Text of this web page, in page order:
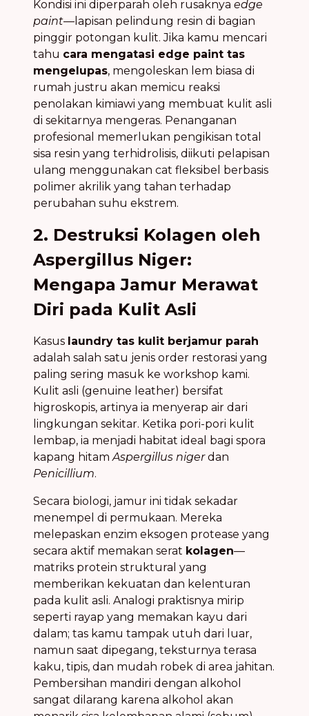
Kondisi ini diperparah oleh rusaknya edge
paint—lapisan pelindung resin di bagian
pinggir potongan kulit. Jika kamu mencari
tahu cara mengatasi edge paint tas
mengelupas, mengoleskan lem biasa di
rumah justru akan memicu reaksi
penolakan kimiawi yang membuat kulit asli
di sekitarnya mengeras. Penanganan
profesional memerlukan pengikisan total
sisa resin yang terhidrolisis, diikuti pelapisan
ulang menggunakan cat fleksibel berbasis
polimer akrilik yang tahan terhadap
perubahan suhu ekstrem.
2. Destruksi Kolagen oleh
Aspergillus Niger:
Mengapa Jamur Merawat
Diri pada Kulit Asli
Kasus laundry tas kulit berjamur parah
adalah salah satu jenis order restorasi yang
paling sering masuk ke workshop kami.
Kulit asli (genuine leather) bersifat
higroskopis, artinya ia menyerap air dari
lingkungan sekitar. Ketika pori-pori kulit
lembap, ia menjadi habitat ideal bagi spora
kapang hitamAspergillus nigerdan
Penicillium.
Secara biologi, jamur ini tidak sekadar
menempel di permukaan. Mereka
melepaskan enzim eksogen protease yang
secara aktif memakan serat kolagen—
matriks protein struktural yang
memberikan kekuatan dan kelenturan
pada kulit asli. Analogi praktisnya mirip
seperti rayap yang memakan kayu dari
dalam; tas kamu tampak utuh dari luar,
namun saat dipegang, teksturnya terasa
kaku, tipis, dan mudah robek di area jahitan.
Pembersihan mandiri dengan alkohol
sangat dilarang karena alkohol akan